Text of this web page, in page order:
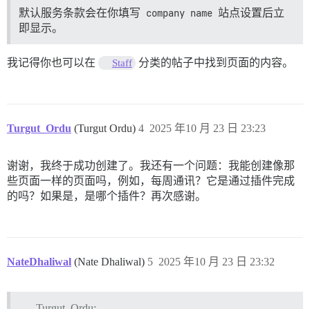
默认服务条款会在你填写 company name 站点设置后立
即显示。
我记得你也可以在 Staff 分类的帖子中找到页面的内容。
Turgut_Ordu (Turgut Ordu) 2025 年10 月 23 日 23:23
4
谢谢，我终于成功创建了。我还有一个问题：我能创建像那
些页面一样的页面吗，例如，每周通讯？它是通过插件完成
的吗？如果是，是哪个插件？再次感谢。
NateDhaliwal (Nate Dhaliwal) 2025 年10 月 23 日 23:32
5